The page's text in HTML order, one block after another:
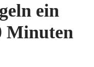
ein
Minuten